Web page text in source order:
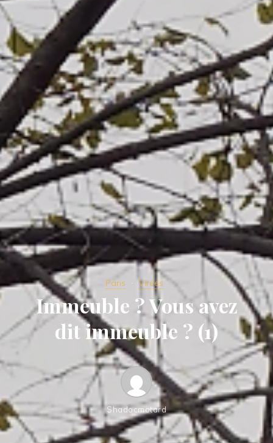
Paris Virées
Immeuble ? Vous avez
dit immeuble ? (1)
Shadocmotard